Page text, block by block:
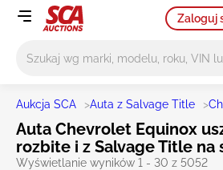
Zaloguj
Aukcja SCA >Auta z Salvage Title >
Auta Chevrolet Equinox
rozbite i z Salvage Title na
Wyświetlanie wyników 1 - 30 z 5052